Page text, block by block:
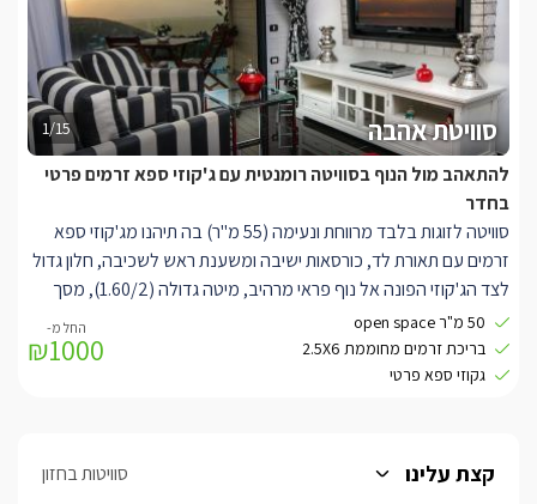
1/15 סוויטת אהבה
להתאהב מול הנוף בסוויטה רומנטית עם ג'קוזי ספא זרמים פרטי
בחדר
סוויטה לזוגות בלבד מרווחת ונעימה (55 מ"ר) בה תיהנו מג'קוזי ספא
זרמים עם תאורת לד, כורסאות ישיבה ומשענת ראש לשכיבה, חלון גדול
לצד הג'קוזי הפונה אל נוף פראי מרהיב, מיטה גדולה (1.60/2), מסך
הניצב בסלון ומחובר ללוויין.
פינת ישיבה סלונית הכוללת כורסאות וינטג' ושולחן זכוכית.
ומטבחון מאובזר.
לסוויטה מרפסת נוף פרטית ובה פינת ישיבה במתחם הגן תיהנו מבריכת
50 מ"ר open space
בריכת זרמים מחוממת 2.5X6
גקוזי ספא פרטי
₪1000
מתאימה לאירוח זוגות בלבד
קצת עלינו סוויטות בחזון